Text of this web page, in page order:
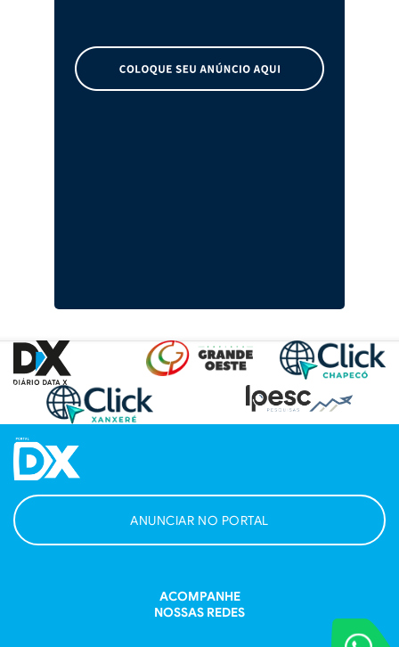
VOCÊ
ANUNCIAR NO PORTAL
ACOMPANHE
NOSSAS REDES